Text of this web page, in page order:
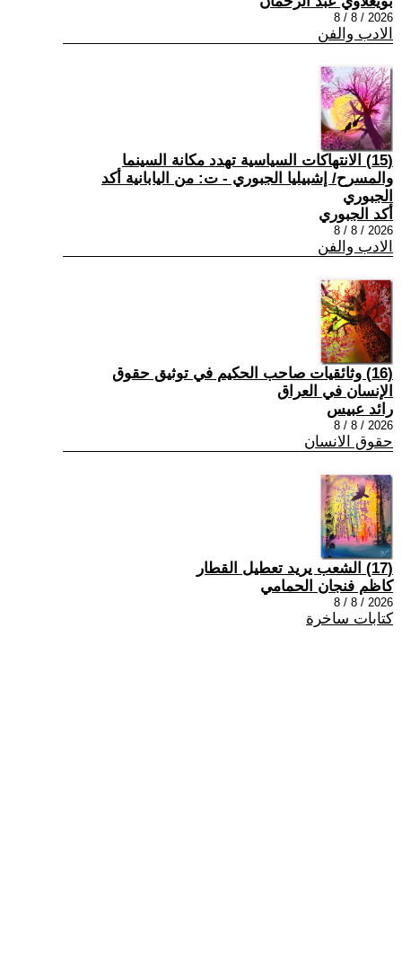
2026 / 8 / 8
الادب والفن
(15) الانتهاكات السياسية تهدد مكانة السينما
والمسرح/ إشبيليا الجبوري - ت: من اليابانية أكد
الجبوري
أكد الجبوري
2026 / 8 / 8
الادب والفن
(16) وثائقيات صاحب الحكيم في توثيق حقوق
الإنسان في العراق
رائد عبيس
2026 / 8 / 8
حقوق الانسان
(17) الشعب يريد تعطيل القطار
كاظم فنجان الحمامي
2026 / 8 / 8
كتابات ساخرة